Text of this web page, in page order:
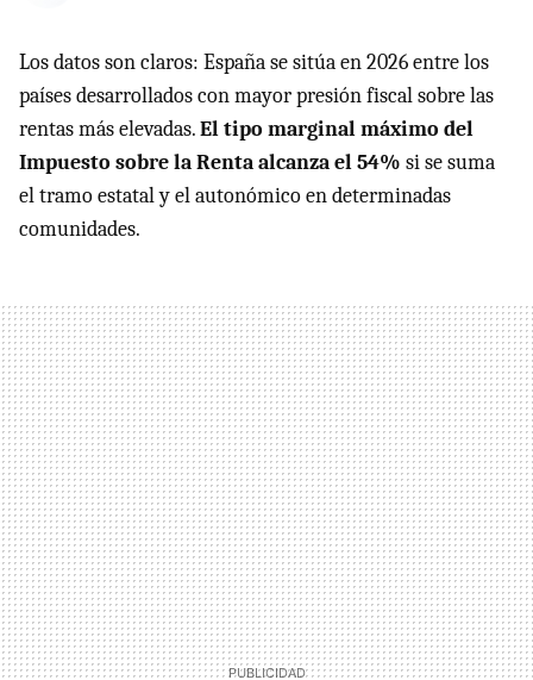
Los datos son claros: España se sitúa en 2026 entre los
países desarrollados con mayor presión fiscal sobre las
rentas más elevadas.El tipo marginal máximo del
Impuesto sobre la Renta alcanza el 54% si se suma
el tramo estatal y el autonómico en determinadas
comunidades.